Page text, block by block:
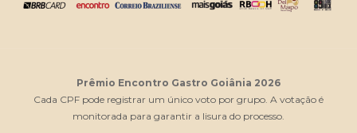
Prêmio Encontro Gastro Goiânia 2026
Cada CPF pode registrar um único voto por grupo. A votação é
monitorada para garantir a lisura do processo.